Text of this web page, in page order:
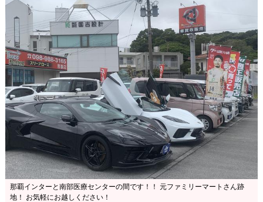
那覇インターと南部医療センターの間です！！ 元ファミリーマートさん跡
地！ お気軽にお越しください！